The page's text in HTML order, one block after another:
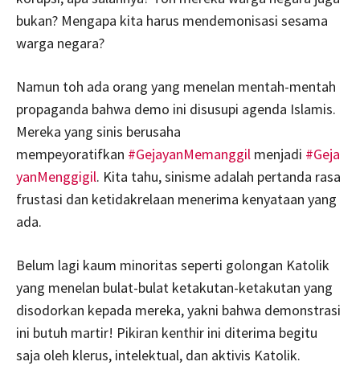
bukan? Mengapa kita harus mendemonisasi sesama
warga negara?
Namun toh ada orang yang menelan mentah-mentah
propaganda bahwa demo ini disusupi agenda Islamis.
Mereka yang sinis berusaha
mempeyoratifkan #GejayanMemanggil menjadi #Geja
yanMenggigil. Kita tahu, sinisme adalah pertanda rasa
frustasi dan ketidakrelaan menerima kenyataan yang
ada.
Belum lagi kaum minoritas seperti golongan Katolik
yang menelan bulat-bulat ketakutan-ketakutan yang
disodorkan kepada mereka, yakni bahwa demonstrasi
ini butuh martir! Pikiran kenthir ini diterima begitu
saja oleh klerus, intelektual, dan aktivis Katolik.